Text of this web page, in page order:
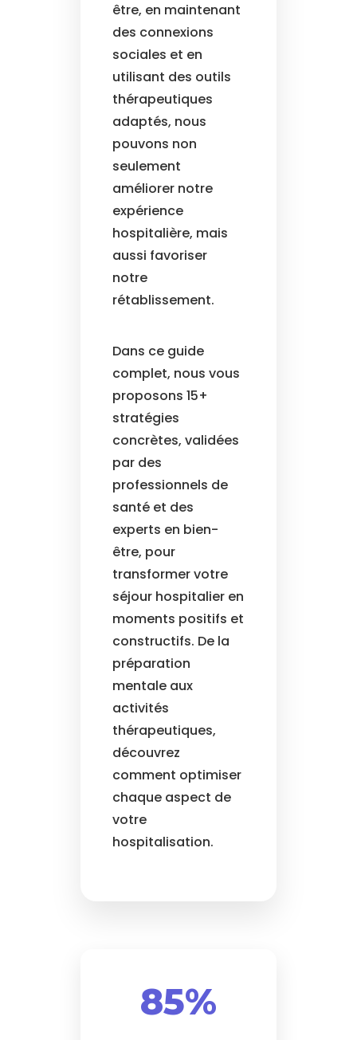
être, en maintenant
des connexions
sociales et en
utilisant des outils
thérapeutiques
adaptés, nous
pouvons non
seulement
améliorer notre
expérience
hospitalière, mais
aussi favoriser
notre
rétablissement.
Dans ce guide
complet, nous vous
proposons 15+
stratégies
concrètes, validées
par des
professionnels de
santé et des
experts en bien-
être, pour
transformer votre
séjour hospitalier en
moments positifs et
constructifs. De la
préparation
mentale aux
activités
thérapeutiques,
découvrez
comment optimiser
chaque aspect de
votre
hospitalisation.
85%